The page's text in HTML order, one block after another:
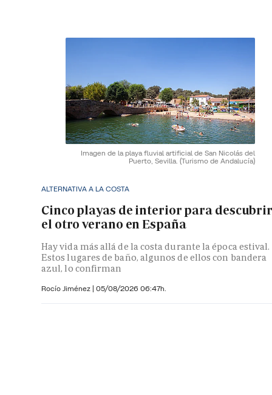
Imagen de la playa fluvial artificial de San Nicolás del
Puerto, Sevilla. (Turismo de Andalucía)
ALTERNATIVA A LA COSTA
Cinco playas de interior para
el otro verano en España
Hay vida más allá de la costa durante la época estival.
Estos lugares de baño, algunos de ellos con bandera
azul, lo confirman
Rocío Jiménez | 05/08/2026 06:47h.